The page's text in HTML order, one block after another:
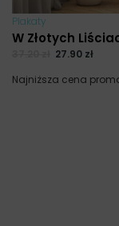
Plakaty
W Złotych
27.90 zł
Najniższa cena